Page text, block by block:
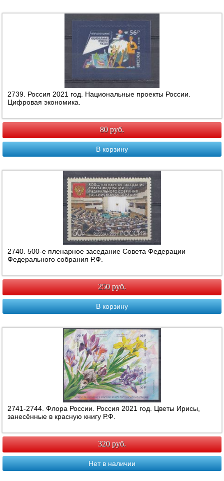
2739. Россия 2021 год. Национальные проекты России.
Цифровая экономика.
80 руб.
В корзину
2740. 500-е пленарное заседание Совета Федерации
Федерального собрания Р.Ф.
250 руб.
В корзину
2741-2744. Флора России. Россия 2021 год. Цветы Ирисы,
занесённые в красную книгу Р.Ф.
320 руб.
Нет в наличии